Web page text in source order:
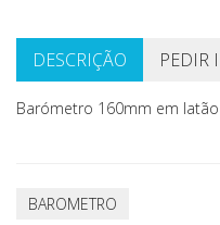
DESCRIÇÃO PEDIR
Barómetro 160mm em latão
BAROMETRO